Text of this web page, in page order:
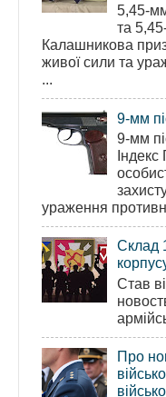
5,45-
та
Калашникова
живої сили та
...
9-мм
9-мм
ураження
Склад
Став
Про